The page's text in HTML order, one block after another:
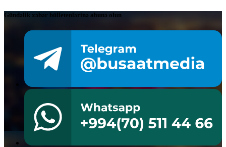
Gündəlik xəbər bülletenlərinə abunə olun